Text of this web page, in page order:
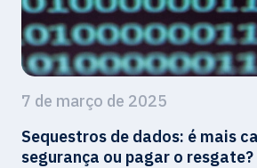
7 de março de 2025
Sequestros de dados: é mais
segurança ou pagar o resgate?